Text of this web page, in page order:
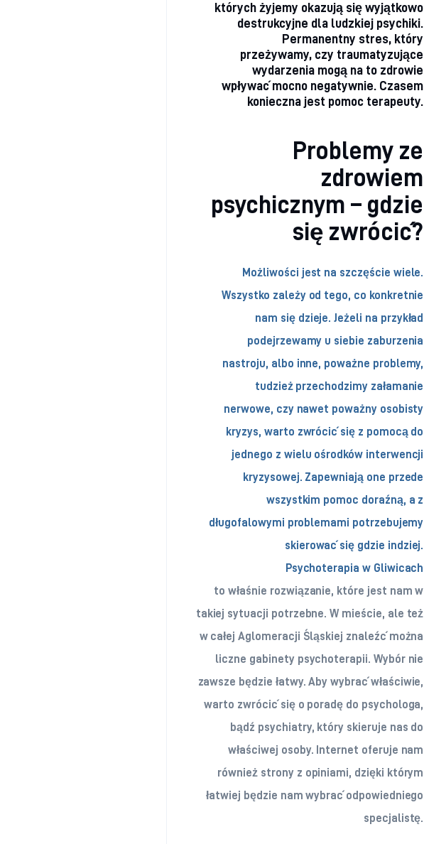
których żyjemy okazują się wyjątkowo
destrukcyjne dla ludzkiej psychiki.
Permanentny stres, który
przeżywamy, czy traumatyzujące
wydarzenia mogą na to zdrowie
wpływać mocno negatywnie. Czasem
konieczna jest pomoc terapeuty.
Problemy ze
zdrowiem
psychicznym – gdzie
się zwrócić?
Możliwości jest na szczęście wiele.
Wszystko zależy od tego, co konkretnie
nam się dzieje. Jeżeli na przykład
podejrzewamy u siebie zaburzenia
nastroju, albo inne, poważne problemy,
tudzież przechodzimy załamanie
nerwowe, czy nawet poważny osobisty
kryzys, warto zwrócić się z pomocą do
jednego z wielu ośrodków interwencji
kryzysowej. Zapewniają one przede
wszystkim pomoc doraźną, a z
długofalowymi problemami potrzebujemy
skierować się gdzie indziej.
Psychoterapia w Gliwicach
to właśnie rozwiązanie, które jest nam w
takiej sytuacji potrzebne. W mieście, ale też
w całej Aglomeracji Śląskiej znaleźć można
liczne gabinety psychoterapii. Wybór nie
zawsze będzie łatwy. Aby wybrać właściwie,
warto zwrócić się o poradę do psychologa,
bądź psychiatry, który skieruje nas do
właściwej osoby. Internet oferuje nam
również strony z opiniami, dzięki którym
łatwiej będzie nam wybrać odpowiedniego
specjalistę.